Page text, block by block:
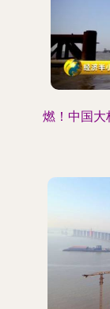
燃！中国大